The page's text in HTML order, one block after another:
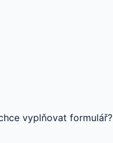
vyplňovat formulář?